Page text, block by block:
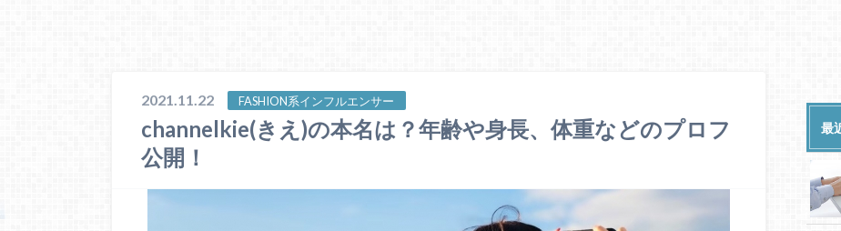
2021.11.22 FASHION系インフルエンサー
channelkie(きえ)の本名は？年齢や身長、体重などのプロフ
公開！
最